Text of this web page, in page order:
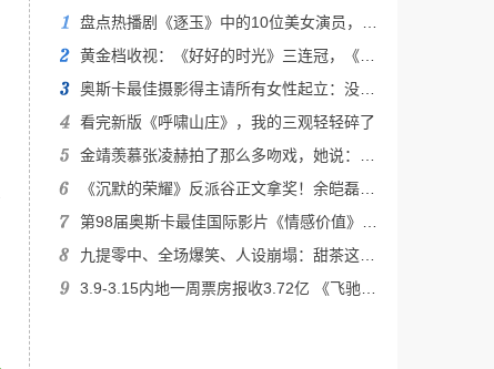
盘点热播剧《逐玉》中的10位美女演员，你最喜欢谁？
黄金档收视：《好好的时光》三连冠，《逐玉》稳坐卫视第一
奥斯卡最佳摄影得主请所有女性起立：没有你们，我走不到这里
看完新版《呼啸山庄》，我的三观轻轻碎了
金靖羡慕张凌赫拍了那么多吻戏，她说：我想跟你演，喜剧女王的转型野心藏不住了，他3字回应让全场炸锅！
《沉默的荣耀》反派谷正文拿奖！余皑磊自曝：这个地方，我演错了
第98届奥斯卡最佳国际影片《情感价值》确定引进中国内地 档期待定
九提零中、全场爆笑、人设崩塌：甜茶这届奥斯卡输麻了？
3.9-3.15内地一周票房报收3.72亿 《飞驰人生3》1.28亿四连冠累计票房超42亿